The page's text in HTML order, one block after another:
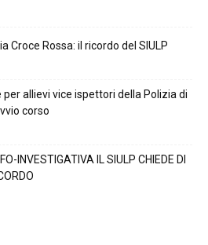
Croce Rossa: il ricordo del SIULP
allievi vice ispettori della Polizia di
corso
INVESTIGATIVA IL SIULP CHIEDE DI